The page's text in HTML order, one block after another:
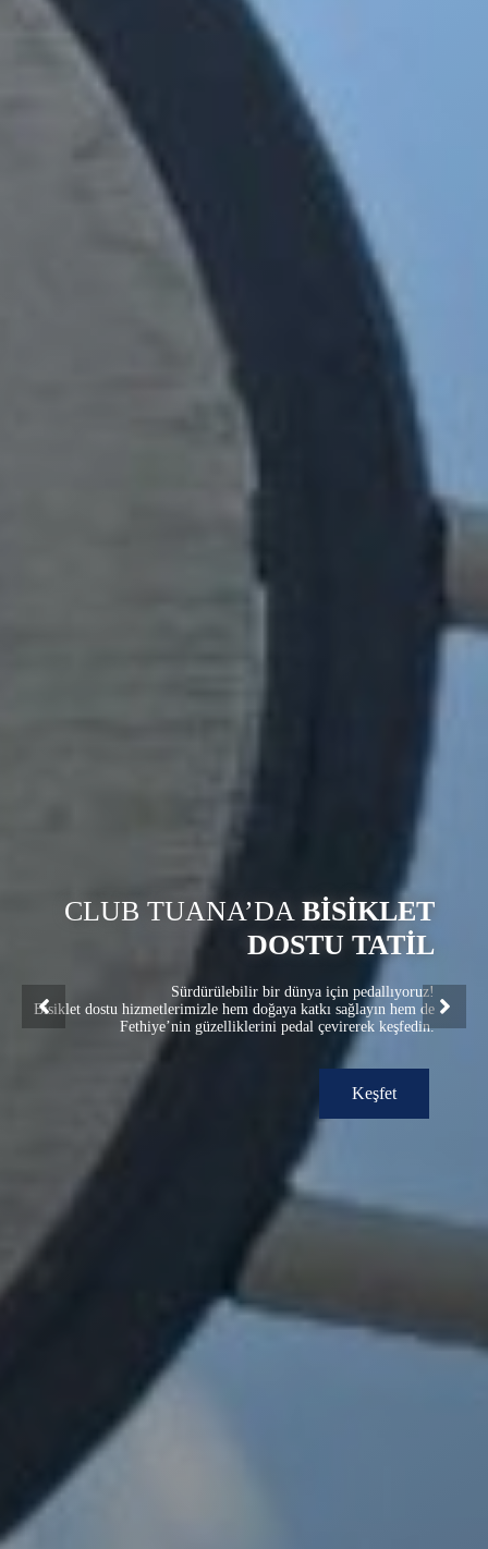
CLUB TUANA’DA BISIKLET
DOSTU TATIL
Sürdürülebilir bir dünya için pedallıyoruz!
Bisiklet dostu hizmetlerimizle hem doğaya katkı sağlayın hem de
Fethiye’nin güzelliklerini pedal çevirerek keşfedin.
Keşfet